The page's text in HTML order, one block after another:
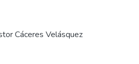
Cáceres Velásquez